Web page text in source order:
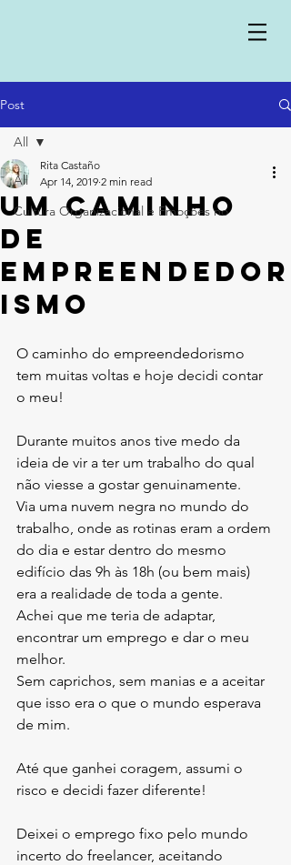
Post
All
Cultura Organizacional e Emoções no
All
Um caminho
de
Empreendedor
ismo
Rita Castaño
Apr 14, 2019 2 min read
O caminho do empreendedorismo
tem muitas voltas e hoje decidi contar
o meu!
Durante muitos anos tive medo da
ideia de vir a ter um trabalho do qual
não viesse a gostar genuinamente.
Via uma nuvem negra no mundo do
trabalho, onde as rotinas eram a ordem
do dia e estar dentro do mesmo
edifício das 9h às 18h (ou bem mais)
era a realidade de toda a gente.
Achei que me teria de adaptar,
encontrar um emprego e dar o meu
melhor.
Sem caprichos, sem manias e a aceitar
que isso era o que o mundo esperava
de mim.
Até que ganhei coragem, assumi o
risco e decidi fazer diferente!
Deixei o emprego fixo pelo mundo
incerto do freelancer, aceitando